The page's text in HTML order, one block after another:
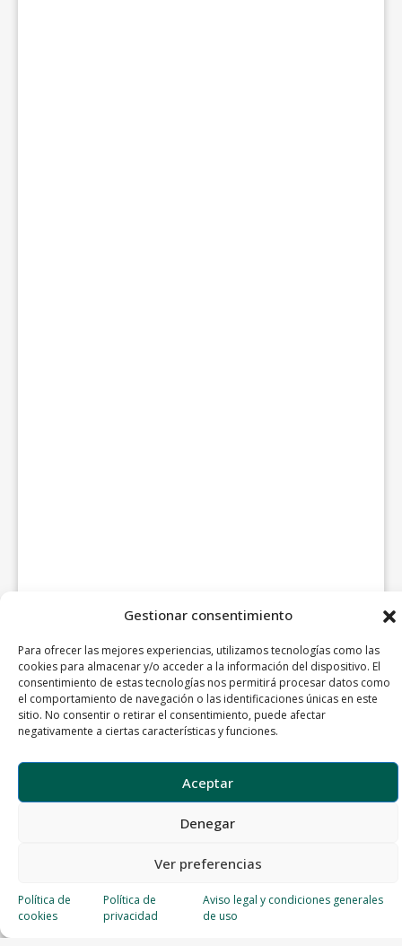
Gestionar consentimiento
Para ofrecer las mejores experiencias, utilizamos tecnologías como las
cookies para almacenar y/o acceder a la información del dispositivo. El
consentimiento de estas tecnologías nos permitirá procesar datos como
el comportamiento de navegación o las identificaciones únicas en este
sitio. No consentir o retirar el consentimiento, puede afectar
negativamente a ciertas características y funciones.
Aceptar
Denegar
Ver preferencias
Política de
cookies
Política de
privacidad
Aviso legal y condiciones generales
de uso